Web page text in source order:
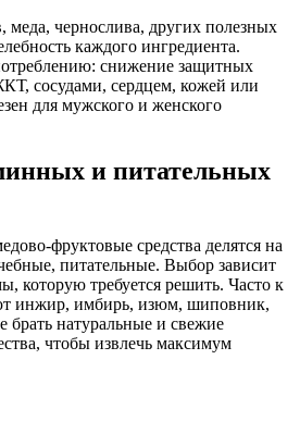
меда, чернослива, других полезных
каждого ингредиента.
снижение защитных
сосудами, сердцем, кожей или
для мужского и женского
и питательных
фруктовые средства делятся на
питательные. Выбор зависит
которую требуется решить. Часто к
инжир, имбирь, изюм, шиповник,
брать натуральные и свежие
чтобы извлечь максимум